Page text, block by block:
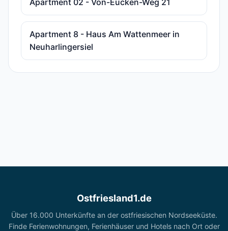
Apartment 02 - Von-Eucken-Weg 21
Apartment 8 - Haus Am Wattenmeer in
Neuharlingersiel
Ostfriesland1.de
Über 16.000 Unterkünfte an der ostfriesischen Nordseeküste.
Finde Ferienwohnungen, Ferienhäuser und Hotels nach Ort oder